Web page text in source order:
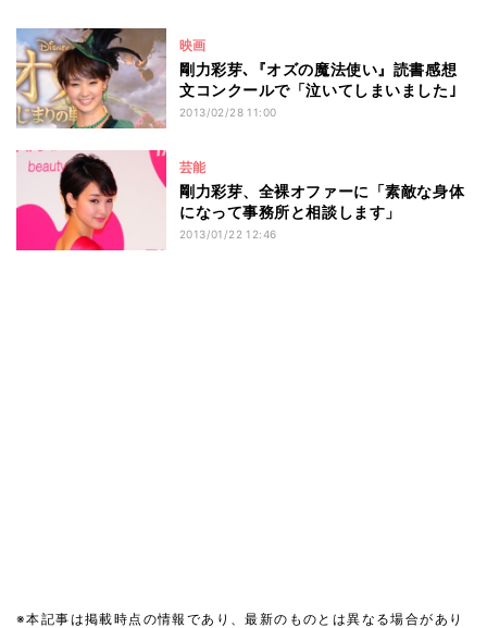
映画
剛力彩芽､『オズの魔法使い』読書感想
文コンクールで「泣いてしまいました｣
2013/02/28 11:00
芸能
剛力彩芽、全裸オファーに「素敵な身体
になって事務所と相談します」
2013/01/22 12:46
※本記事は掲載時点の情報であり、最新のものとは異なる場合があり